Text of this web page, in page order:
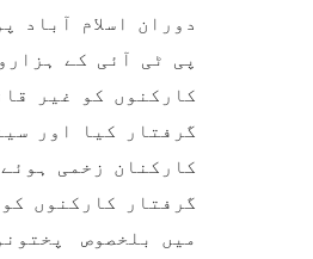
دوران اسلام آباد
پی ٹی آئی کے
کارکنوں کو غیر
گرفتار کیا اور
کارکنان زخمی ہوئے
گرفتار کارکنوں
میں بلخصوص